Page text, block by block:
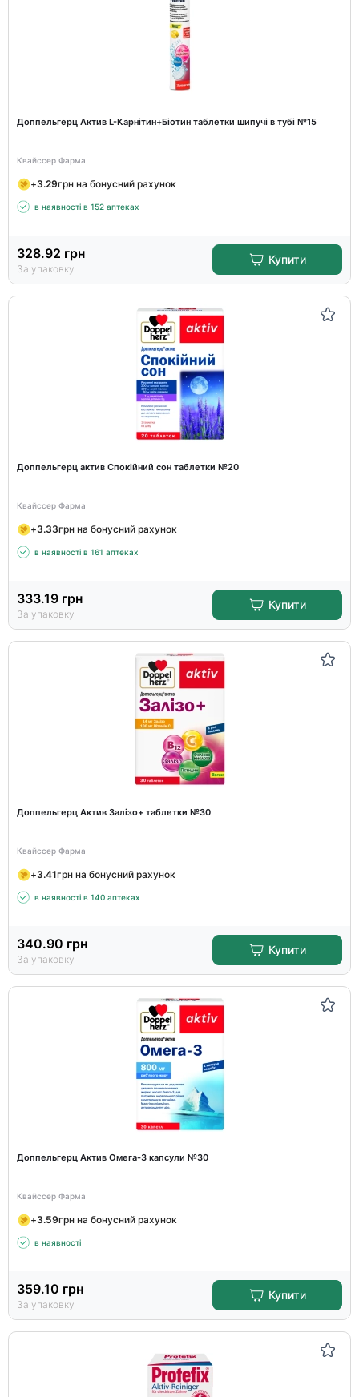
Доппельгерц Актив L-Карнітин+Біотин таблетки шипучі в тубі №15
Квайссер Фарма
+3.29грн на бонусний рахунок
в наявності в 152 аптеках
328.92 грн
За упаковку
Купити
Доппельгерц актив Спокійний сон таблетки №20
Квайссер Фарма
+3.33грн на бонусний рахунок
в наявності в 161 аптеках
333.19 грн
За упаковку
Купити
Доппельгерц Актив Залізо+ таблетки №30
Квайссер Фарма
+3.41грн на бонусний рахунок
в наявності в 140 аптеках
340.90 грн
За упаковку
Купити
Доппельгерц Актив Омега-3 капсули №30
Квайссер Фарма
+3.59грн на бонусний рахунок
в наявності
359.10 грн
За упаковку
Купити